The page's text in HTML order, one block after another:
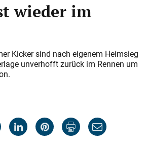
wieder im
Kicker sind nach eigenem Heimsieg
unverhofft zurück im Rennen um